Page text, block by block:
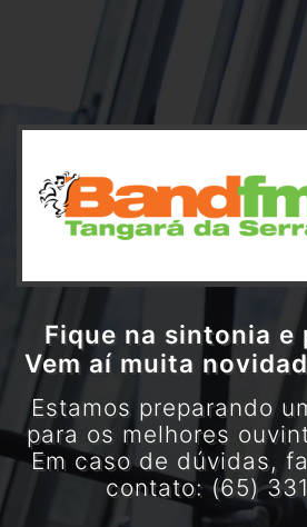
Fique na sintonia e
Vem aí muita
Estamos preparando
para os melhores
Em caso de dúvidas,
contato: (65)